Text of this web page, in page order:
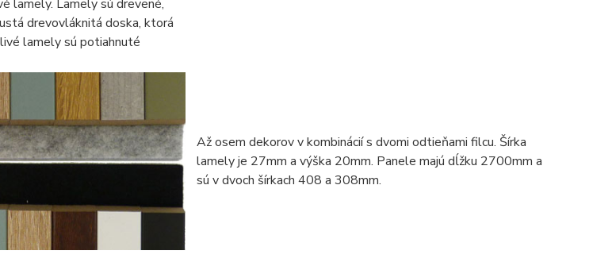
lamely. Lamely sú drevené,
drevovláknitá doska, ktorá
lamely sú potiahnuté
Až osem dekorov v kombinácií s dvomi odtieňami filcu. Šírka
lamely je 27mm a výška 20mm. Panele majú dĺžku 2700mm a
sú v dvoch šírkach 408 a 308mm.